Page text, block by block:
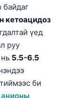
байдаг
кетоацидоз
үед
руу
5.5-6.5
би